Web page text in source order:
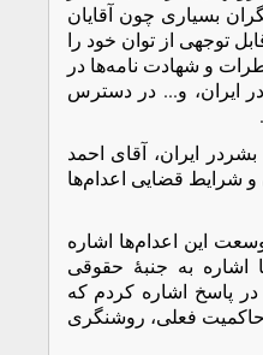
بسیاری چون آقایان
توجهی از توان خود را
و شهادت نامه‌ها در
ایران، و... در دسترس
ایران، آقای احمد
و شرایط قضایی اعدام‌ها
این اعدام‌ها اشاره
اشاره به جنبۀ حقوقی
پاسخ اشاره کردم که
سال ۶٧، کمترین انتظار ما از حاکمیت فعلی، روشنگری